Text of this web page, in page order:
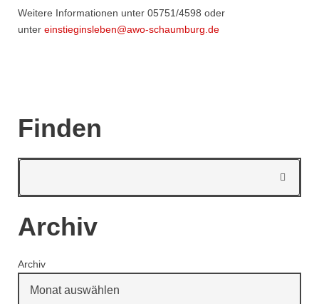
Weitere Informationen unter 05751/4598 oder
unter einstieginsleben@awo-schaumburg.de
Finden
Archiv
Archiv